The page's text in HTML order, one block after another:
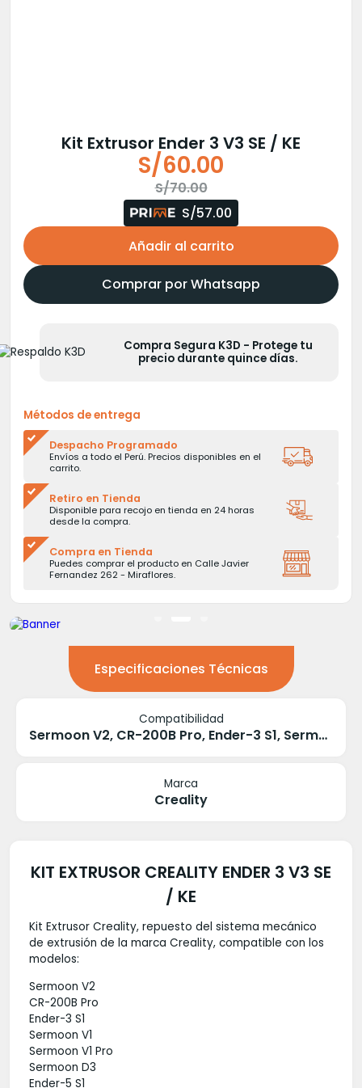
Kit Extrusor Ender 3 V3 SE / KE
S/70.00
original
era:
S/70.00.
S/60.00
actual
es:
S/60.00.
S/57.00
Añadir al carrito
Comprar por Whatsapp
Compra Segura K3D - Protege tu
precio durante quince días.
Métodos de entrega
Despacho Programado
Envíos a todo el Perú. Precios disponibles en el
carrito.
Retiro en Tienda
Disponible para recojo en tienda en 24 horas
desde la compra.
Compra en Tienda
Puedes comprar el producto en Calle Javier
Fernandez 262 - Miraflores.
Especificaciones Técnicas
Compatibilidad
Sermoon V2, CR-200B Pro, Ender-3 S1, Sermoon V1, Sermoon V1 Pro, Sermoon D3, Ender-5 S1, Ender-3 V3 SE, Ender-3 V3 KE
Marca
Creality
KIT EXTRUSOR CREALITY ENDER 3 V3 SE
/ KE
Kit Extrusor Creality, repuesto del sistema mecánico
de extrusión de la marca Creality, compatible con los
modelos:
Sermoon V2
CR-200B Pro
Ender-3 S1
Sermoon V1
Sermoon V1 Pro
Sermoon D3
Ender-5 S1